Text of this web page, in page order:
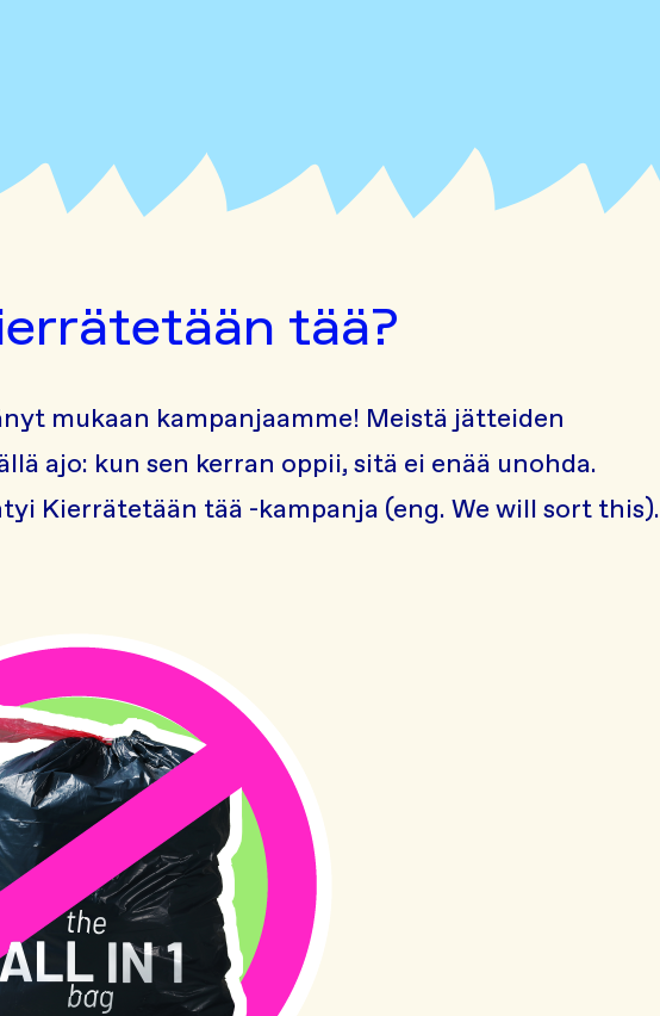
tää?
mukaan kampanjaamme! Meistä jätteiden
ajo: kun sen kerran oppii, sitä ei enää unohda.
Kierrätetään tää -kampanja (eng. We will sort this).